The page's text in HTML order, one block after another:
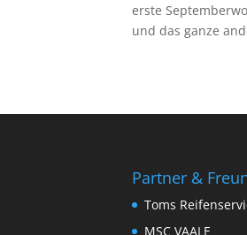
erste
und das ganze
Partner &
Toms
MSC VAALE